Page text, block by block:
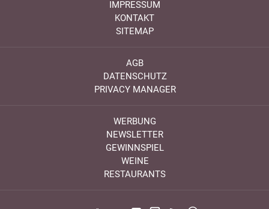
IMPRESSUM
KONTAKT
SITEMAP
AGB
DATENSCHUTZ
PRIVACY MANAGER
WERBUNG
NEWSLETTER
GEWINNSPIEL
WEINE
RESTAURANTS